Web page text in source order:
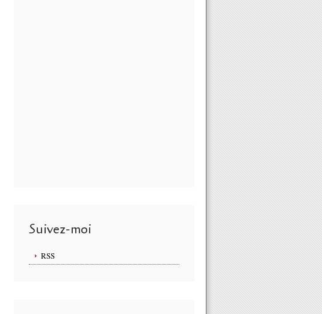
Suivez-moi
RSS